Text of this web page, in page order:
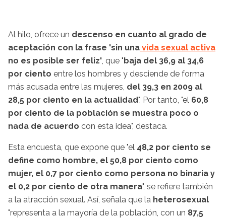
Al hilo, ofrece un descenso en cuanto al grado de
aceptación con la frase 'sin una vida sexual activa
no es posible ser feliz', que "baja del 36,9 al 34,6
por ciento entre los hombres y desciende de forma
más acusada entre las mujeres, del 39,3 en 2009 al
28,5 por ciento en la actualidad". Por tanto, "el 60,8
por ciento de la población se muestra poco o
nada de acuerdo con esta idea", destaca.
Esta encuesta, que expone que "el 48,2 por ciento se
define como hombre, el 50,8 por ciento como
mujer, el 0,7 por ciento como persona no binaria y
el 0,2 por ciento de otra manera", se refiere también
a la atracción sexual. Así, señala que la heterosexual
"representa a la mayoría de la población, con un 87,5